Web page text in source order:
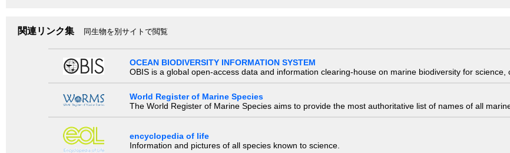
関連リンク集 同生物を別サイトで閲覧
OCEAN BIODIVERSITY INFORMATION SYSTEM
OBIS is a global open-access data and information clearing-house on marine biodiversity for science,
World Register of Marine Species
The World Register of Marine Species aims to provide the most authoritative list of names of all
encyclopedia of life
Information and pictures of all species known to science.